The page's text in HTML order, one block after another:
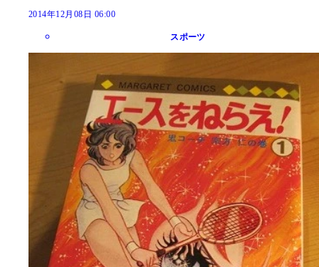
2014年12月08日 06:00
スポーツ